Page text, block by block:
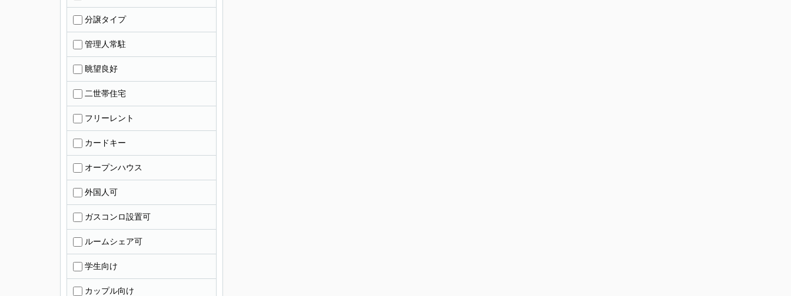
分譲タイプ
管理人常駐
眺望良好
二世帯住宅
フリーレント
カードキー
オープンハウス
外国人可
ガスコンロ設置可
ルームシェア可
学生向け
カップル向け